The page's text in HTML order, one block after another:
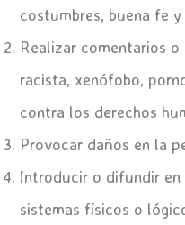
costumbres, buena fe
Realizar comentarios
racista, xenófobo,
contra los derechos
Provocar daños en la
Introducir o difundir
sistemas físicos o